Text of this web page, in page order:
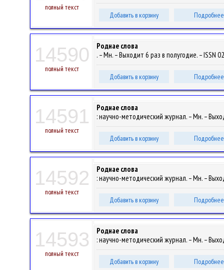
полный текст
Добавить в корзину Подробнее
14590
полный текст
Роднае слова
. – Мн. – Выходит 6 раз в полугодие. – ISSN
Добавить в корзину Подробнее
14591
полный текст
Роднае слова
: научно-методический журнал. – Мн. –
Добавить в корзину Подробнее
14592
полный текст
Роднае слова
: научно-методический журнал. – Мн. –
Добавить в корзину Подробнее
14593
полный текст
Роднае слова
: научно-методический журнал. – Мн. –
Добавить в корзину Подробнее